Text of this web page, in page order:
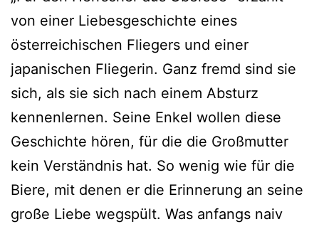
von einer Liebesgeschichte eines
österreichischen Fliegers und einer
japanischen Fliegerin. Ganz fremd sind sie
sich, als sie sich nach einem Absturz
kennenlernen. Seine Enkel wollen diese
Geschichte hören, für die die Großmutter
kein Verständnis hat. So wenig wie für die
Biere, mit denen er die Erinnerung an seine
große Liebe wegspült. Was anfangs naiv